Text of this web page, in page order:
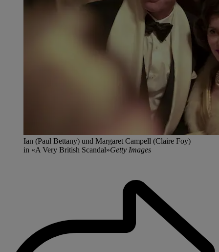
Ian (Paul Bettany) und Margaret Campell (Claire Foy)
in «A Very British Scandal»Getty Images